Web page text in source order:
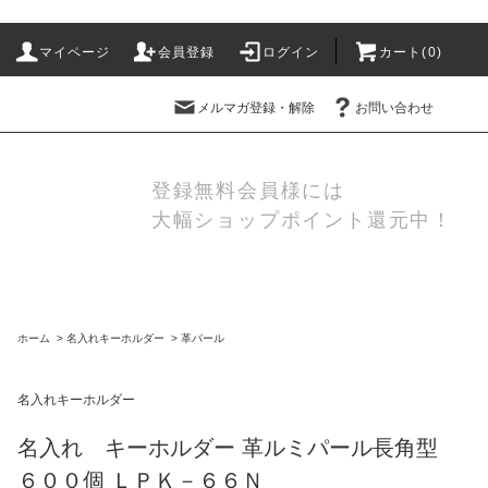
マイページ 会員登録 ログイン カート(0)
メルマガ登録・解除 お問い合わせ
登録無料会員様には
大幅ショップポイント還元中！
ホーム > 名入れキーホルダー > 革パール
名入れキーホルダー
名入れ キーホルダー 革ルミパール長角型
６００個 ＬＰＫ－６６Ｎ